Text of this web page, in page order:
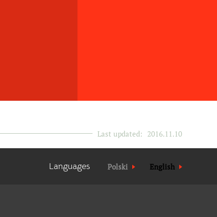
Last updated: 2016.11.10
Languages Polski English